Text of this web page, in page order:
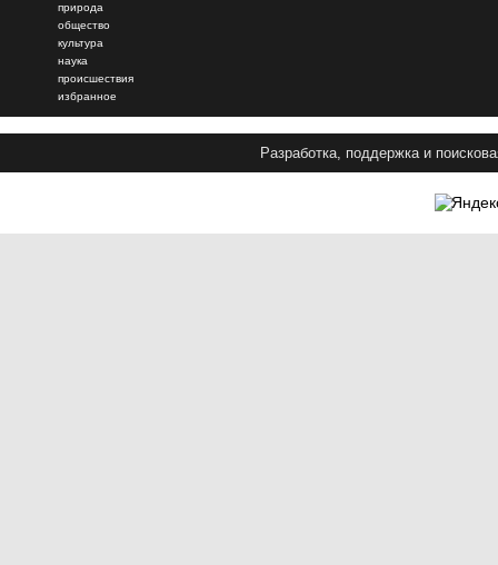
природа
общество
культура
наука
происшествия
избранное
Разработка, поддержка и